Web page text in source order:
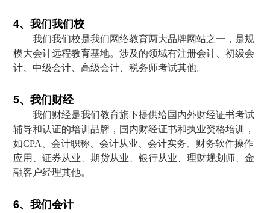
4、我们我们校
我们我们校是我们网络教育两大品牌网站之一，是规
模大会计远程教育基地。涉及的领域有注册会计、初级会
计、中级会计、高级会计、税务师考试其他。
5、我们财经
我们财经是我们教育旗下提供给国内外财经证书考试
辅导和认证的培训品牌，国内财经证书和执业资格培训，
如CPA、会计职称、会计从业、会计实务、财务软件操作
应用、证券从业、期货从业、银行从业、理财规划师、金
融客户经理其他。
6、我们会计